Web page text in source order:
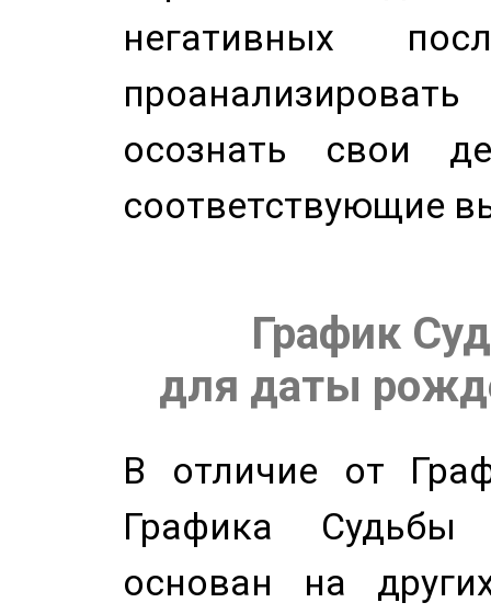
негативных
осознать свои
соответствующие
График
для даты
В отличие от
Графика
основан на